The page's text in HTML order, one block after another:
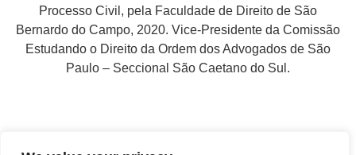
Processo Civil, pela Faculdade de Direito de São
Bernardo do Campo, 2020. Vice-Presidente da Comissão
Estudando o Direito da Ordem dos Advogados de São
Paulo – Seccional São Caetano do Sul.
SIGA EM NOSSAS REDES SOCIAIS